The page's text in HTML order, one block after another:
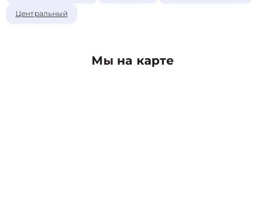
Центральный
Мы на карте